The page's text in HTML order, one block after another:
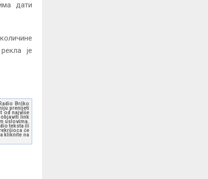
дати
је
Brčko
prenijeti
od najviše
objaviti link
uslovima.
teksta ili
će
kliknite na